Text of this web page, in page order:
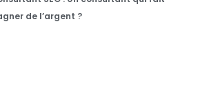
de l’argent ?